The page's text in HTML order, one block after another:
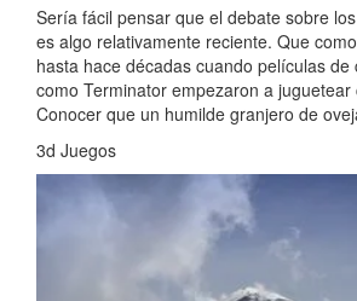
Sería fácil pensar que el debate sobre
es algo relativamente reciente. Que
hasta hace décadas cuando películas de
como Terminator empezaron a juguetear
Conocer que un humilde granjero de
3d Juegos